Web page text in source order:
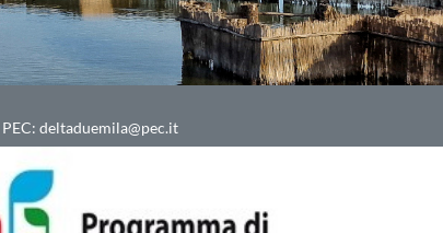
PEC: deltaduemila@pec.it